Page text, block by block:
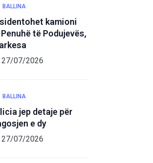
BALLINA
kamioni
të Podujevës,
27/07/2026
BALLINA
jep detaje për
e dy
27/07/2026